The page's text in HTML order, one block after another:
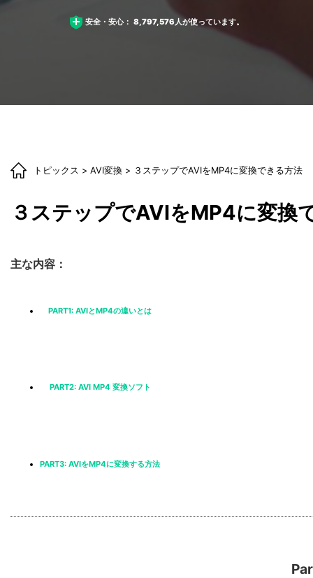
安全・安心： 8,797,576人が使っています。
トピックス > AVI変換 > ３ステップでAVIをMP4に変換できる方法
３ステップでAVIをMP4に変換
主な内容：
PART1: AVIとMP4の違いとは
PART2: AVI MP4 変換ソフト
PART3: AVIをMP4に変換する方法